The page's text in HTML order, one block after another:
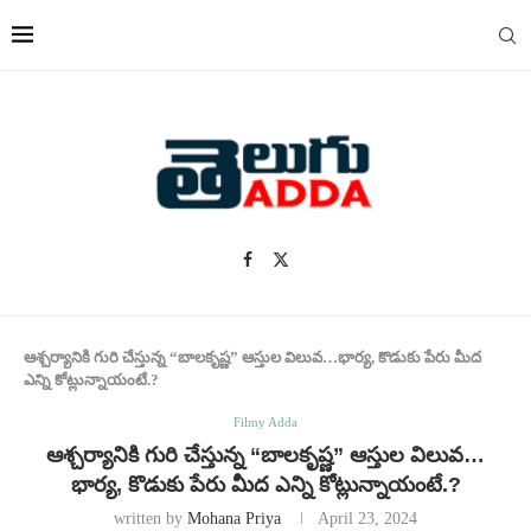
ఆశ్చర్యానికి గురి చేస్తున్న “బాలకృష్ణ” ఆస్తుల విలువ…భార్య, కొడుకు పేరు మీద
ఎన్ని కోట్లున్నాయంటే.?
Filmy Adda
ఆశ్చర్యానికి గురి చేస్తున్న “బాలకృష్ణ” ఆస్తుల విలువ…
భార్య, కొడుకు పేరు మీద ఎన్ని కోట్లున్నాయంటే.?
written by Mohana Priya April 23, 2024